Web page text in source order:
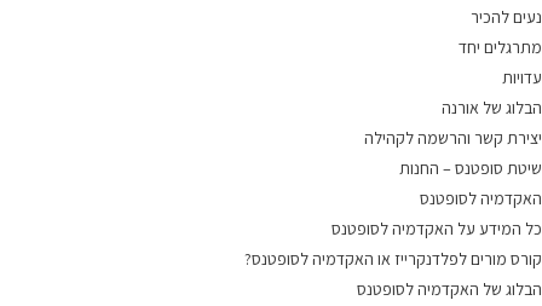
נעים להכיר
מתרגלים יחד
עדויות
הבלוג של אורנה
יצירת קשר והרשמה לקהילה
שיטת סופטנס – החנות
האקדמיה לסופטנס
כל המידע על האקדמיה לסופטנס
קורס מורים לפלדנקרייז או האקדמיה לסופטנס?
הבלוג של האקדמיה לסופטנס